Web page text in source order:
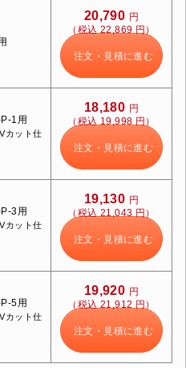
20,790 円
（税込 22,869 円）
注文・見積に進む
1用
カット仕
18,180 円
（税込 19,998 円）
注文・見積に進む
3用
カット仕
19,130 円
（税込 21,043 円）
注文・見積に進む
5用
カット仕
19,920 円
（税込 21,912 円）
注文・見積に進む